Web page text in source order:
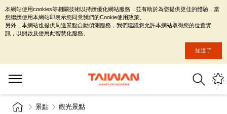
景點 觀光景點
本網站使用cookies等相關技術以持續優化網站服務，並有助於為您提供更佳的體驗，當
您繼續使用本網站即表示您同意我們的Cookie使用政策。
另外，本網站也提供周邊景點自動偵測服務，我們建議您允許本網站取得您的位置資
訊，以開啟及使用此智慧化服務。
知道了